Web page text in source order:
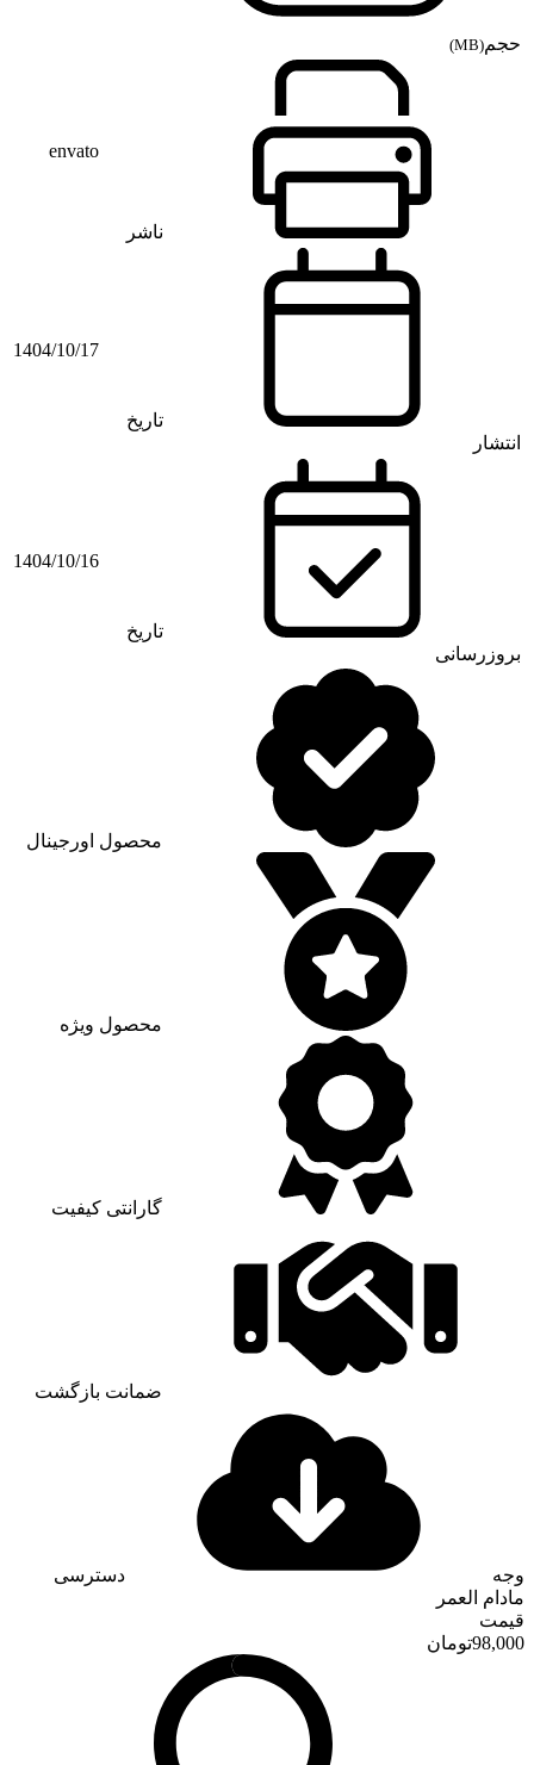
حجم(MB)
ناشر
envato
تاریخ
انتشار
1404/10/17
تاریخ
بروزرسانی
1404/10/16
محصول اورجینال
محصول ویژه
گارانتی کیفیت
ضمانت بازگشت
وجه
دسترسی
مادام العمر
قیمت
98,000تومان